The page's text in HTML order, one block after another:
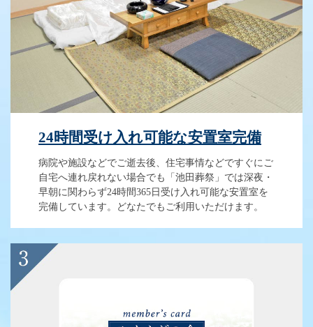
24時間受け入れ可能な安置室完備
病院や施設などでご逝去後、住宅事情などですぐにご
自宅へ連れ戻れない場合でも「池田葬祭」では深夜・
早朝に関わらず24時間365日受け入れ可能な安置室を
完備しています。どなたでもご利用いただけます。